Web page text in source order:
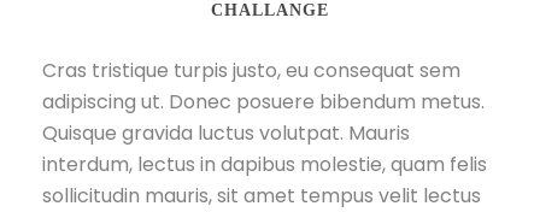
CHALLANGE
Cras tristique turpis justo, eu consequat sem
adipiscing ut. Donec posuere bibendum metus.
Quisque gravida luctus volutpat. Mauris
interdum, lectus in dapibus molestie, quam felis
sollicitudin mauris, sit amet tempus velit lectus